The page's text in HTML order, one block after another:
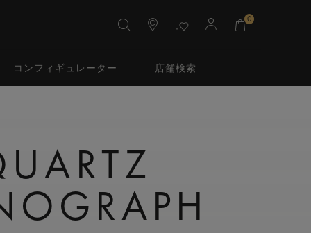
0
コンフィギュレーター 店舗検索